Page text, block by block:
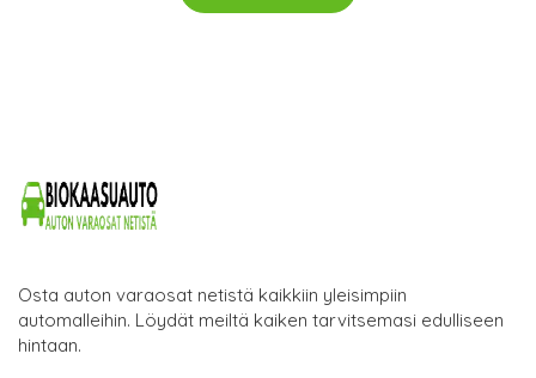
Osta auton varaosat netistä kaikkiin yleisimpiin
automalleihin. Löydät meiltä kaiken tarvitsemasi edulliseen
hintaan.